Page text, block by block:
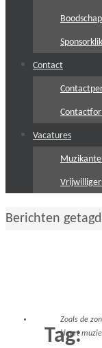
Contact
Vacatures
Home
Berichten
Tag:
Zoals de
kleurt